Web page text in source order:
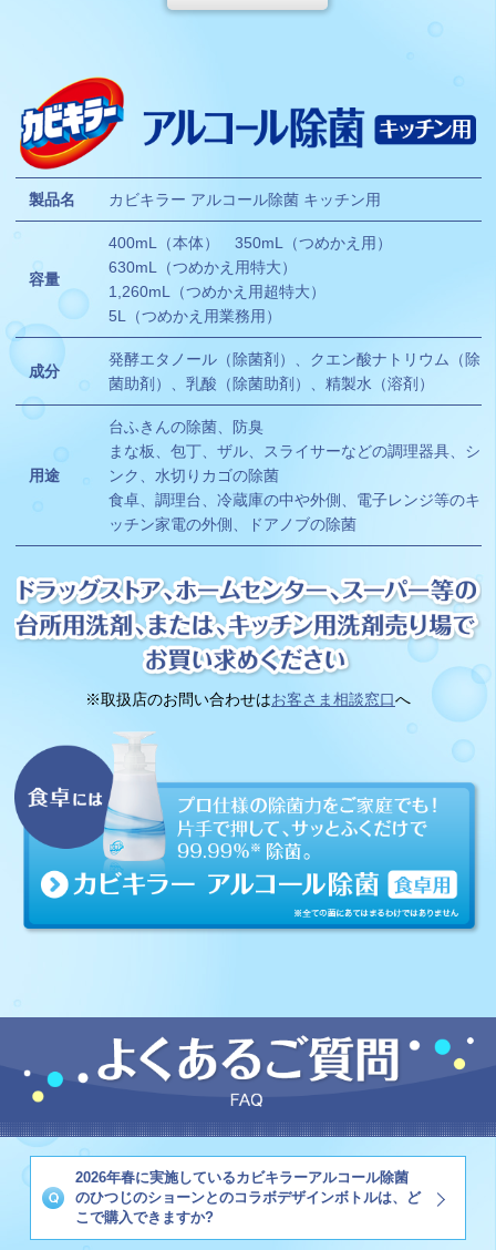
製品名 カビキラー アルコール除菌 キッチン用
容量
400mL（本体） 350mL（つめかえ用）
630mL（つめかえ用特大）
1,260mL（つめかえ用超特大）
5L（つめかえ用業務用）
成分
発酵エタノール（除菌剤）、クエン酸ナトリウム（除
菌助剤）、乳酸（除菌助剤）、精製水（溶剤）
用途
台ふきんの除菌、防臭
まな板、包丁、ザル、スライサーなどの調理器具、シ
ンク、水切りカゴの除菌
食卓、調理台、冷蔵庫の中や外側、電子レンジ等のキ
ッチン家電の外側、ドアノブの除菌
※取扱店のお問い合わせはお客さま相談窓口へ
2026年春に実施しているカビキラーアルコール除菌
のひつじのショーンとのコラボデザインボトルは、ど
こで購入できますか?